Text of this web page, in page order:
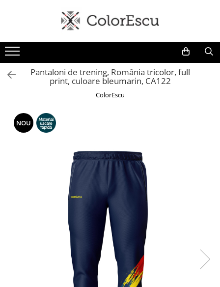
Toate produsele
Tricouri
Tricouri bărbați
Tricouri damă
Tricouri sport tehnice
Bluze si hanorace
Bluze si hanorace damă
Bluze de trening | Bluze tehnice
Simboluri tradiționale
Pantaloni de trening, România tricolor, full
print, culoare bleumarin, CA122
ColorEscu
NOU